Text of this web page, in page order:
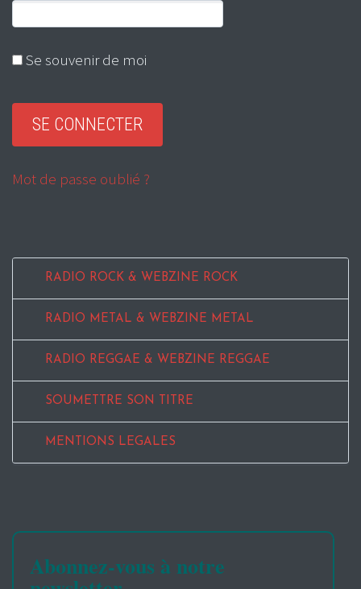
Se souvenir de moi
Mot de passe oublié ?
RADIO ROCK & WEBZINE ROCK
RADIO METAL & WEBZINE METAL
RADIO REGGAE & WEBZINE REGGAE
SOUMETTRE SON TITRE
MENTIONS LEGALES
Abonnez-vous à notre